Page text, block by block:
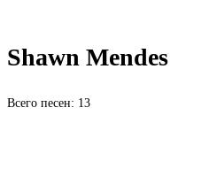
Shawn Mendes
Всего песен: 13